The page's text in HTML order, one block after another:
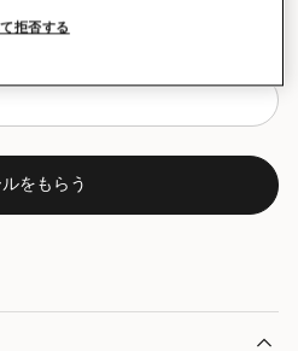
知らせいたします
ルをもらう
拒否する